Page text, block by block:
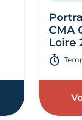
CMA
Loire